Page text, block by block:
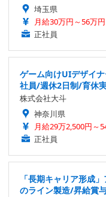
埼玉県
月給30万円～56万円
正社員
ゲーム向けUIデザイ
社員/週休2日制/育休
株式会社大斗
神奈川県
月給29万2,500円～
正社員
「長期キャリア形成
のライン製造/昇給賞